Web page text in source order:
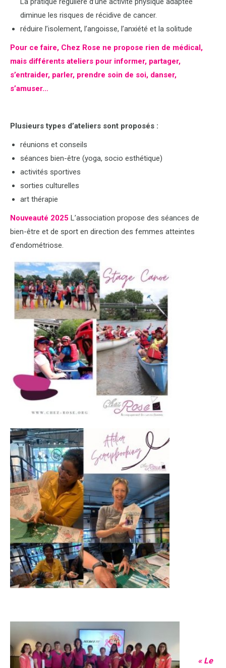
diminue les risques de récidive de cancer.
réduire l’isolement, l’angoisse, l’anxiété et la solitude
Pour ce faire, Chez Rose ne propose rien de médical,
mais différents ateliers pour informer, partager,
s’entraider, parler, prendre soin de soi, danser,
s’amuser…
Plusieurs types d’ateliers sont proposés :
réunions et conseils
séances bien-être (yoga, socio esthétique)
activités sportives
sorties culturelles
art thérapie
Nouveauté 2025 L’association propose des séances de
bien-être et de sport en direction des femmes atteintes
d’endométriose.
« Le